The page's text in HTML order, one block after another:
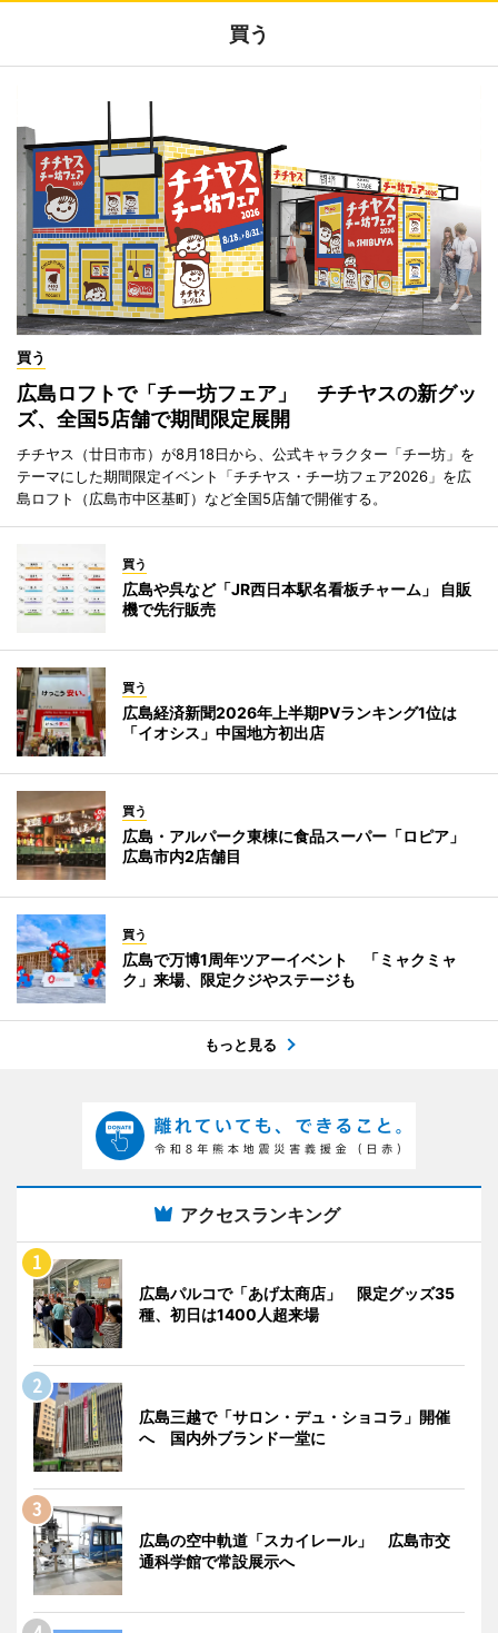
買う
買う
広島ロフトで「チー坊フェア」 チチヤスの新グッ
ズ、全国5店舗で期間限定展開
チチヤス（廿日市市）が8月18日から、公式キャラクター「チー坊」を
テーマにした期間限定イベント「チチヤス・チー坊フェア2026」を広
島ロフト（広島市中区基町）など全国5店舗で開催する。
買う
広島や呉など「JR西日本駅名看板チャーム」 自販
機で先行販売
買う
広島経済新聞2026年上半期PVランキング1位は
「イオシス」中国地方初出店
買う
広島・アルパーク東棟に食品スーパー「ロピア」
広島市内2店舗目
買う
広島で万博1周年ツアーイベント 「ミャクミャ
ク」来場、限定クジやステージも
もっと見る
アクセスランキング
広島パルコで「あげ太商店」 限定グッズ35
種、初日は1400人超来場
広島三越で「サロン・デュ・ショコラ」開催
へ 国内外ブランド一堂に
広島の空中軌道「スカイレール」 広島市交
通科学館で常設展示へ